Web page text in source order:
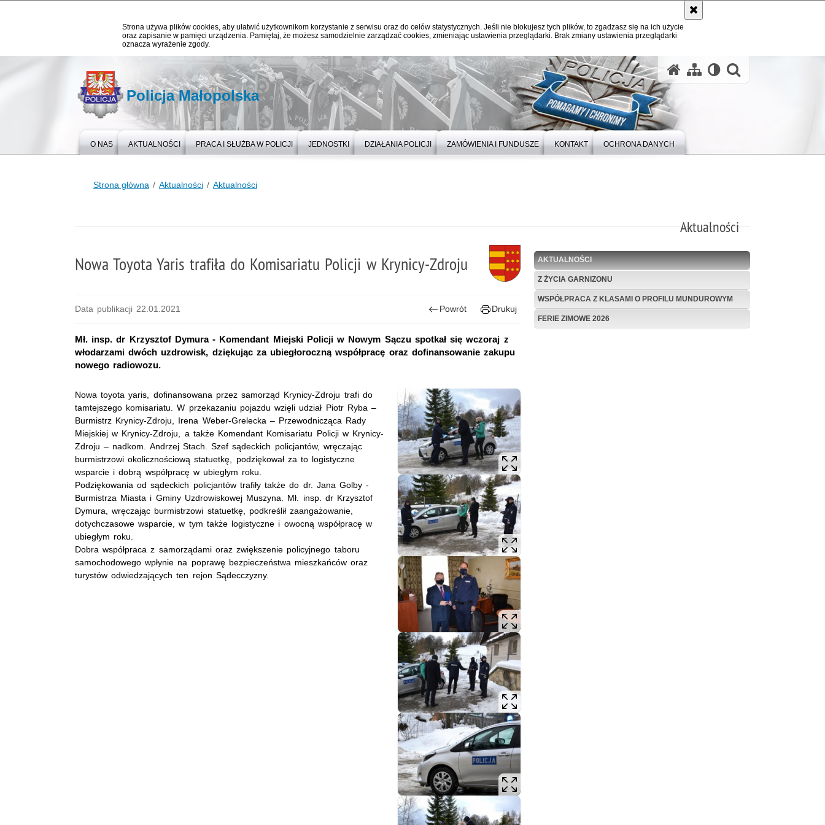
Strona używa plików cookies, aby ułatwić użytkownikom korzystanie z serwisu oraz do celów statystycznych. Jeśli nie blokujesz tych plików, to zgadzasz się na ich użycie
oraz zapisanie w pamięci urządzenia. Pamiętaj, że możesz samodzielnie zarządzać cookies, zmieniając ustawienia przeglądarki. Brak zmiany ustawienia przeglądarki
oznacza wyrażenie zgody.
Policja Małopolska
O NAS AKTUALNOŚCI PRACA I SŁUŻBA W POLICJI JEDNOSTKI DZIAŁANIA POLICJI ZAMÓWIENIA I FUNDUSZE KONTAKT OCHRONA DANYCH
Strona główna Aktualności Aktualności
Aktualności
Nowa Toyota Yaris trafiła do Komisariatu Policji w Krynicy-Zdroju
Data publikacji 22.01.2021 Powrót Drukuj
Mł. insp. dr Krzysztof Dymura - Komendant Miejski Policji w Nowym Sączu spotkał się wczoraj z
włodarzami dwóch uzdrowisk, dziękując za ubiegłoroczną współpracę oraz dofinansowanie zakupu
nowego radiowozu.
Nowa toyota yaris, dofinansowana przez samorząd Krynicy-Zdroju trafi do
tamtejszego komisariatu. W przekazaniu pojazdu wzięli udział Piotr Ryba –
Burmistrz Krynicy-Zdroju, Irena Weber-Grelecka – Przewodnicząca Rady
Miejskiej w Krynicy-Zdroju, a także Komendant Komisariatu Policji w Krynicy-
Zdroju – nadkom. Andrzej Stach. Szef sądeckich policjantów, wręczając
burmistrzowi okolicznościową statuetkę, podziękował za to logistyczne
wsparcie i dobrą współpracę w ubiegłym roku.
Podziękowania od sądeckich policjantów trafiły także do dr. Jana Golby -
Burmistrza Miasta i Gminy Uzdrowiskowej Muszyna. Mł. insp. dr Krzysztof
Dymura, wręczając burmistrzowi statuetkę, podkreślił zaangażowanie,
dotychczasowe wsparcie, w tym także logistyczne i owocną współpracę w
ubiegłym roku.
Dobra współpraca z samorządami oraz zwiększenie policyjnego taboru
samochodowego wpłynie na poprawę bezpieczeństwa mieszkańców oraz
turystów odwiedzających ten rejon Sądecczyzny.
AKTUALNOŚCI
Z ŻYCIA GARNIZONU
WSPÓŁPRACA Z KLASAMI O PROFILU MUNDUROWYM
FERIE ZIMOWE 2026